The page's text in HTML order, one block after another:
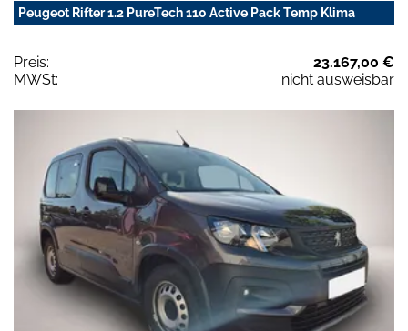
Peugeot Rifter 1.2 PureTech 110 Active Pack Temp Klima
Preis:
23.167,00 €
MWSt:
nicht ausweisbar